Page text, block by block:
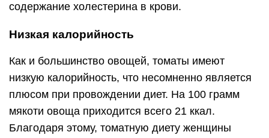
содержание холестерина в крови.
Низкая калорийность
Как и большинство овощей, томаты имеют
низкую калорийность, что несомненно является
плюсом при провождении диет. На 100 грамм
мякоти овоща приходится всего 21 ккал.
Благодаря этому, томатную диету женщины